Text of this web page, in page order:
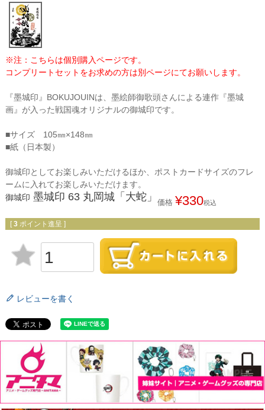
※注：こちらは個別購入ページです。
コンプリートセットをお求めの方は別ページにてお願いします。
『墨城印』BOKUJOUINは、墨絵師御歌頭さんによる連作『墨城
画』が入った戦国魂オリジナルの御城印です。
■サイズ 105㎜×148㎜
■紙（日本製）
御城印としてお楽しみいただけるほか、ポストカードサイズのフレ
ームに入れてお楽しみいただけます。
御城印 墨城印 63 丸岡城「大蛇」 価格 ¥330税込
[ 3 ポイント進呈 ]
レビューを書く